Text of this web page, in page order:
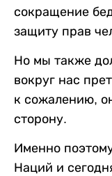
сокращение
защиту прав
Но мы также
вокруг нас
к сожалению,
сторону.
Именно
Наций и